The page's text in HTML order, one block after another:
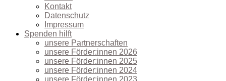
Kontakt
Datenschutz
Impressum
Spenden hilft
unsere Partnerschaften
unsere Förder:innen 2026
unsere Förder:innen 2025
unsere Förder:innen 2024
unsere Förder:innen 2023